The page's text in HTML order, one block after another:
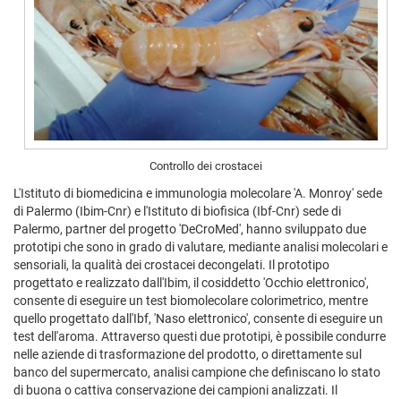
Controllo dei crostacei
L'Istituto di biomedicina e immunologia molecolare 'A. Monroy' sede
di Palermo (Ibim-Cnr) e l'Istituto di biofisica (Ibf-Cnr) sede di
Palermo, partner del progetto 'DeCroMed', hanno sviluppato due
prototipi che sono in grado di valutare, mediante analisi molecolari e
sensoriali, la qualità dei crostacei decongelati. Il prototipo
progettato e realizzato dall'Ibim, il cosiddetto 'Occhio elettronico',
consente di eseguire un test biomolecolare colorimetrico, mentre
quello progettato dall'Ibf, 'Naso elettronico', consente di eseguire un
test dell'aroma. Attraverso questi due prototipi, è possibile condurre
nelle aziende di trasformazione del prodotto, o direttamente sul
banco del supermercato, analisi campione che definiscano lo stato
di buona o cattiva conservazione dei campioni analizzati. Il